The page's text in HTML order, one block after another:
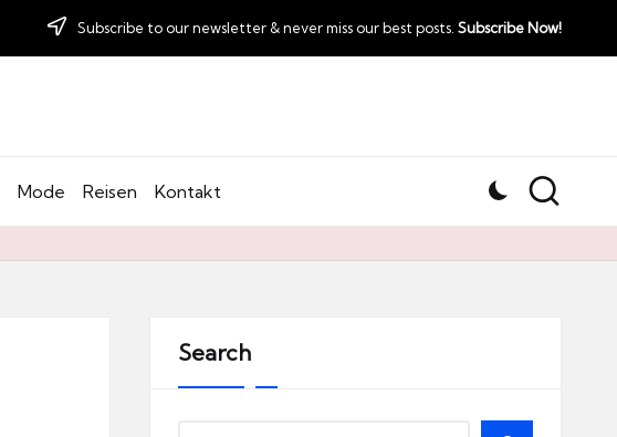
Subscribe to our newsletter & never miss our best posts. Subscribe Now!
Mode Reisen Kontakt
Search